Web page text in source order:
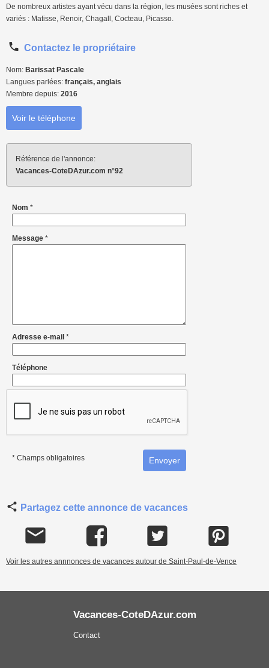
De nombreux artistes ayant vécu dans la région, les musées sont riches et
variés : Matisse, Renoir, Chagall, Cocteau, Picasso.
Contactez le propriétaire
Nom: Barissat Pascale
Langues parlées: français, anglais
Membre depuis: 2016
Voir le téléphone
Référence de l'annonce:
Vacances-CoteDAzur.com n°92
Nom *
Message *
Adresse e-mail *
Téléphone
* Champs obligatoires
Partagez cette annonce de vacances
Voir les autres annnonces de vacances autour de Saint-Paul-de-Vence
Vacances-CoteDAzur.com
Contact